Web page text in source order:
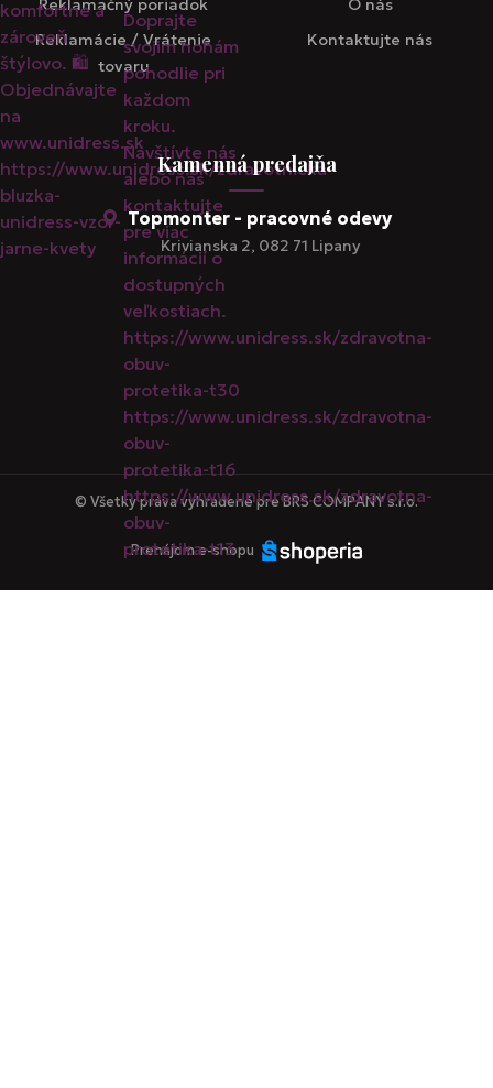
Reklamačný poriadok
Reklamácie / Vrátenie
tovaru
O nás
Kontaktujte nás
Kamenná predajňa
Topmonter - pracovné odevy
Krivianska 2, 082 71 Lipany
© Všetky práva vyhradené pre BRS COMPANY s.r.o.
Prenájom e-shopu